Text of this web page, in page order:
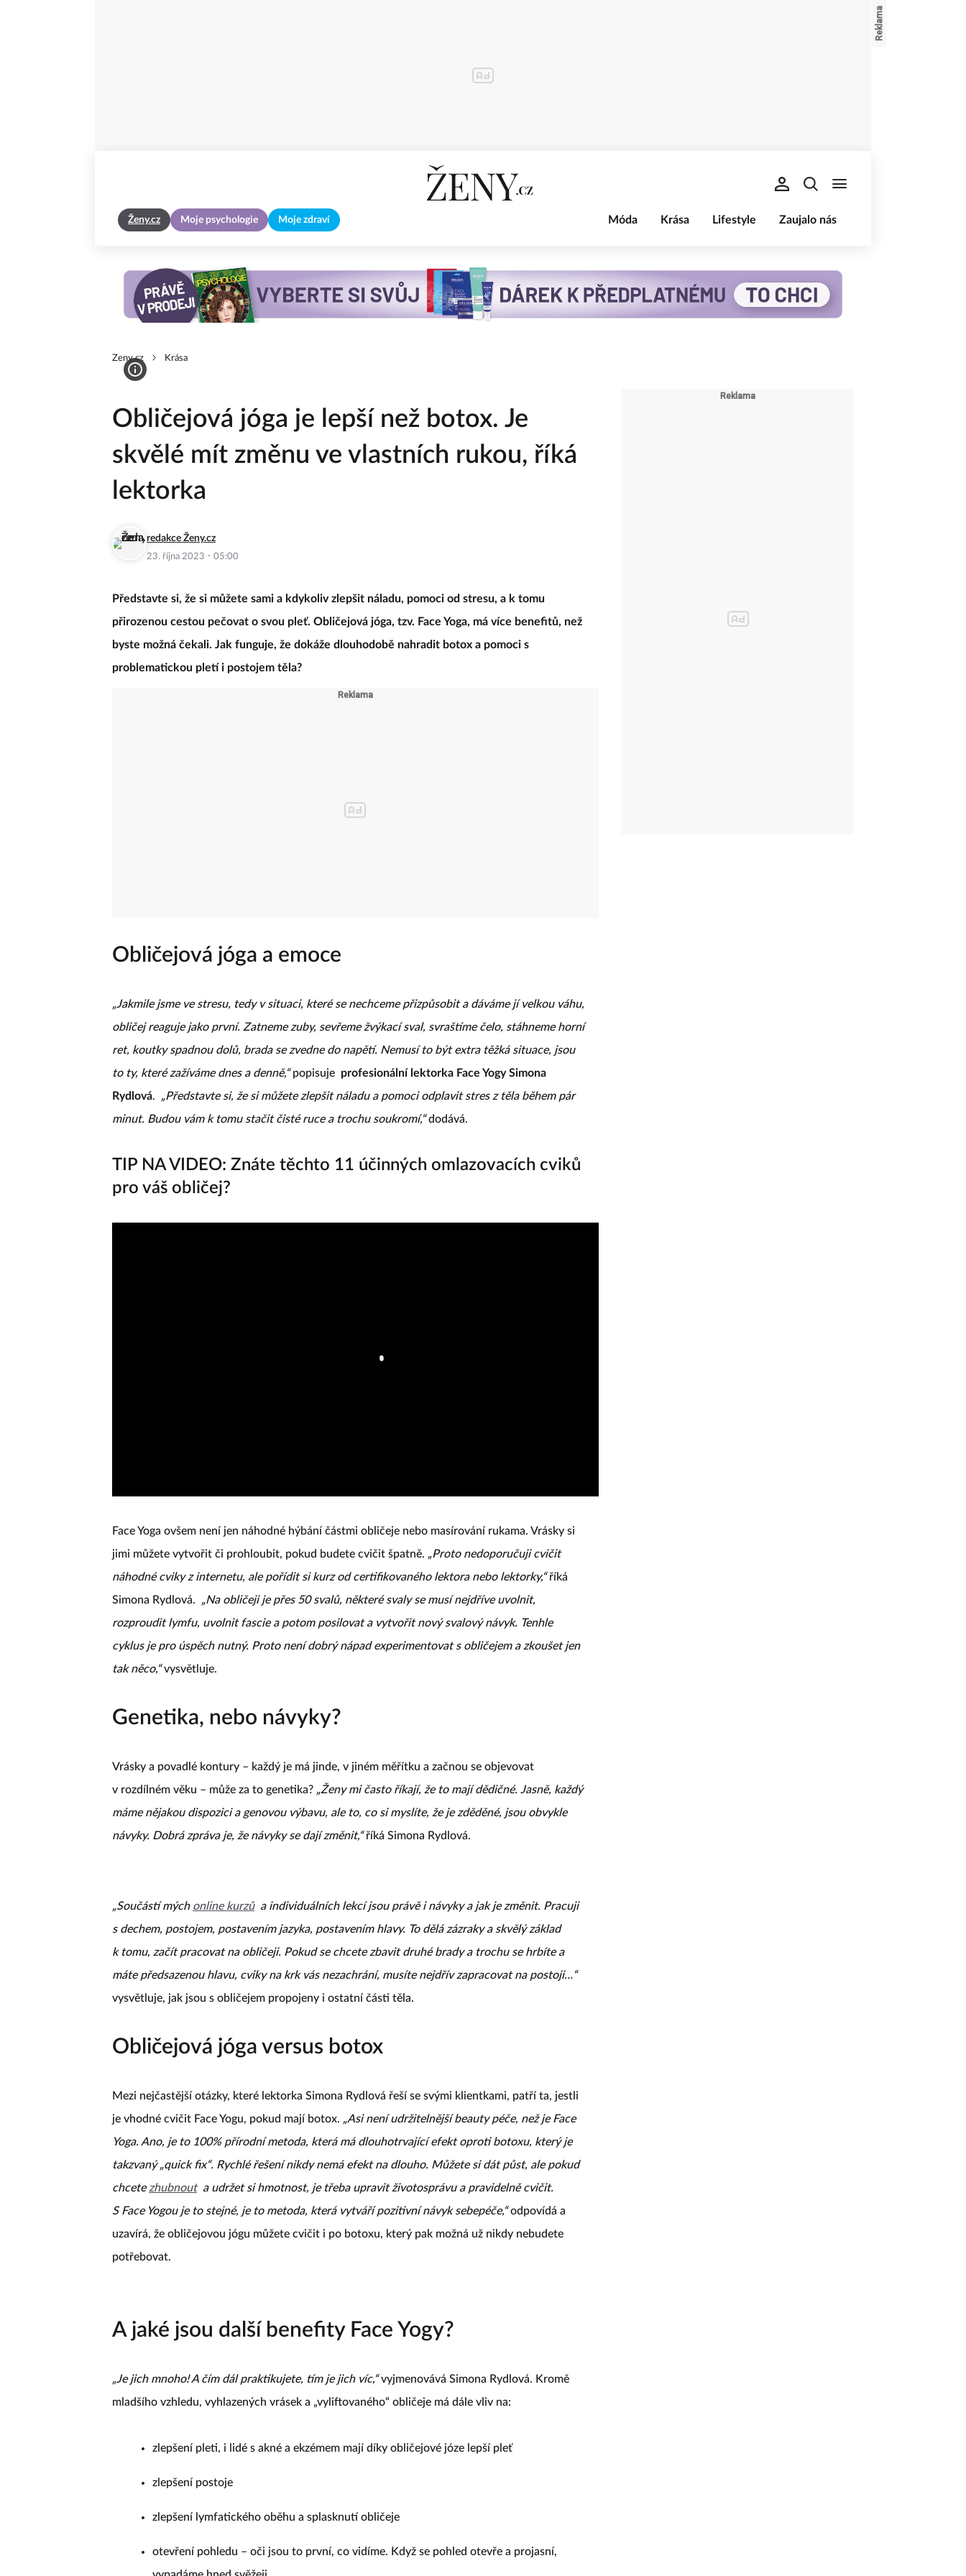
Ženy.cz Moje psychologie Moje zdraví Móda Krása Lifestyle Zaujalo nás
Zeny.cz Krása
Obličejová jóga je lepší než botox. Je
skvělé mít změnu ve vlastních rukou, říká
lektorka
redakce Ženy.cz
23. října 2023 · 05:00
Představte si, že si můžete sami a kdykoliv zlepšit náladu, pomoci od stresu, a k tomu
přirozenou cestou pečovat o svou pleť. Obličejová jóga, tzv. Face Yoga, má více benefitů, než
byste možná čekali. Jak funguje, že dokáže dlouhodobě nahradit botox a pomoci s
problematickou pletí i postojem těla?
Obličejová jóga a emoce
„Jakmile jsme ve stresu, tedy v situaci, které se nechceme přizpůsobit a dáváme jí velkou váhu,
obličej reaguje jako první. Zatneme zuby, sevřeme žvýkací sval, svraštíme čelo, stáhneme horní
ret, koutky spadnou dolů, brada se zvedne do napětí. Nemusí to být extra těžká situace, jsou
to ty, které zažíváme dnes a denně,“popisuje profesionální lektorka Face Yogy Simona
Rydlová.
„Představte si, že si můžete zlepšit náladu a pomoci odplavit stres z těla během pár
minut. Budou vám k tomu stačit čisté ruce a trochu soukromí,“dodává.
TIP NA VIDEO: Znáte těchto 11 účinných omlazovacích cviků
pro váš obličej?
Face Yoga ovšem není jen náhodné hýbání částmi obličeje nebo masírování rukama. Vrásky si
jimi můžete vytvořit či prohloubit, pokud budete cvičit špatně. „Proto nedoporučuji cvičit
náhodné cviky z internetu, ale pořídit si kurz od certifikovaného lektora nebo lektorky,“říká
Simona Rydlová.
„Na obličeji je přes 50 svalů, některé svaly se musí nejdříve uvolnit,
rozproudit lymfu, uvolnit fascie a potom posilovat a vytvořit nový svalový návyk. Tenhle
cyklus je pro úspěch nutný. Proto není dobrý nápad experimentovat s obličejem a zkoušet jen
tak něco,“vysvětluje.
Genetika, nebo návyky?
Vrásky a povadlé kontury – každý je má jinde, v jiném měřítku a začnou se objevovat
v rozdílném věku – může za to genetika? „Ženy mi často říkají, že to mají dědičné. Jasně, každý
máme nějakou dispozici a genovou výbavu, ale to, co si myslíte, že je zděděné, jsou obvykle
návyky. Dobrá zpráva je, že návyky se dají změnit,“říká Simona Rydlová.
„Součástí mých online kurzů a individuálních lekcí jsou právě i návyky a jak je změnit. Pracuji
s dechem, postojem, postavením jazyka, postavením hlavy. To dělá zázraky a skvělý základ
k tomu, začít pracovat na obličeji. Pokud se chcete zbavit druhé brady a trochu se hrbíte a
máte předsazenou hlavu, cviky na krk vás nezachrání, musíte nejdřív zapracovat na postoji…“
vysvětluje, jak jsou s obličejem propojeny i ostatní části těla.
Obličejová jóga versus botox
Mezi nejčastější otázky, které lektorka Simona Rydlová řeší se svými klientkami, patří ta, jestli
je vhodné cvičit Face Yogu, pokud mají botox. „Asi není udržitelnější beauty péče, než je Face
Yoga. Ano, je to 100% přírodní metoda, která má dlouhotrvající efekt oproti botoxu, který je
takzvaný „quick fix“. Rychlé řešení nikdy nemá efekt na dlouho. Můžete si dát půst, ale pokud
chcetezhubnout a udržet si hmotnost, je třeba upravit životosprávu a pravidelně cvičit.
S Face Yogou je to stejné, je to metoda, která vytváří pozitivní návyk sebepéče,“odpovídá a
uzavírá, že obličejovou jógu můžete cvičit i po botoxu, který pak možná už nikdy nebudete
potřebovat.
A jaké jsou další benefity Face Yogy?
„Je jich mnoho! A čím dál praktikujete, tím je jich víc,“vyjmenovává Simona Rydlová. Kromě
mladšího vzhledu, vyhlazených vrásek a „vyliftovaného“ obličeje má dále vliv na:
zlepšení pleti, i lidé s akné a ekzémem mají díky obličejové józe lepší pleť
zlepšení postoje
zlepšení lymfatického oběhu a splasknutí obličeje
otevření pohledu – oči jsou to první, co vidíme. Když se pohled otevře a projasní,